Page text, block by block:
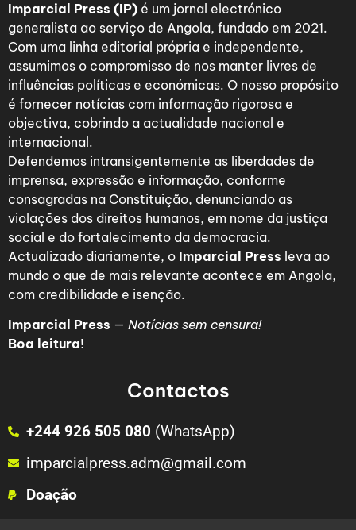
Imparcial Press (IP) é um jornal electrónico
generalista ao serviço de Angola, fundado em 2021.
Com uma linha editorial própria e independente,
assumimos o compromisso de nos manter livres de
influências políticas e económicas. O nosso propósito
é fornecer notícias com informação rigorosa e
objectiva, cobrindo a actualidade nacional e
internacional.
Defendemos intransigentemente as liberdades de
imprensa, expressão e informação, conforme
consagradas na Constituição, denunciando as
violações dos direitos humanos, em nome da justiça
social e do fortalecimento da democracia.
Actualizado diariamente, o Imparcial Press leva ao
mundo o que de mais relevante acontece em Angola,
com credibilidade e isenção.
Imparcial Press — Notícias sem censura!
Boa leitura!
Contactos
+244 926 505 080 (WhatsApp)
imparcialpress.adm@gmail.com
Doação